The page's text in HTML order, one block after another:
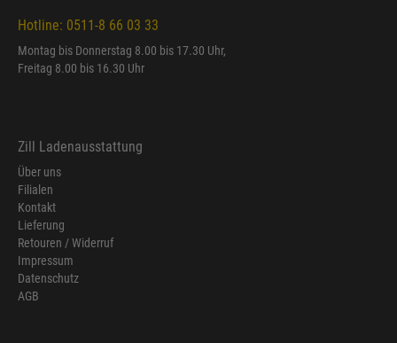
Hotline: 0511-8 66 03 33
Montag bis Donnerstag 8.00 bis 17.30 Uhr,
Freitag 8.00 bis 16.30 Uhr
Zill Ladenausstattung
Über uns
Filialen
Kontakt
Lieferung
Retouren / Widerruf
Impressum
Datenschutz
AGB